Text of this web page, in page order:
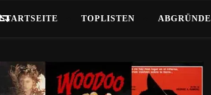
STARTSEITE TOPLISTEN ABGRÜNDE